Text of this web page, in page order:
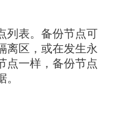
列表。备份节点可
离区，或在发生永
点一样，备份节点